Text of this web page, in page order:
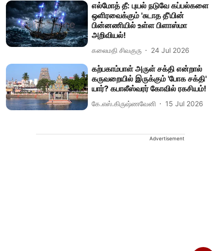
எல்மோத் தீ: புயல் நடுவே கப்பல்களை
ஒளிரவைக்கும் 'சுடாத தீ'யின்
பின்னணியில் உள்ள பிளாஸ்மா
அறிவியல்!
கலைமதி சிவகுரு 24 Jul 2026
கற்பகாம்பாள் அருள் சக்தி என்றால்
கருவறையில் இருக்கும் 'போக சக்தி'
யார்? கபாலீஸ்வரர் கோவில் ரகசியம்!
கே.எஸ்.கிருஷ்ணவேனி 15 Jul 2026
Advertisement